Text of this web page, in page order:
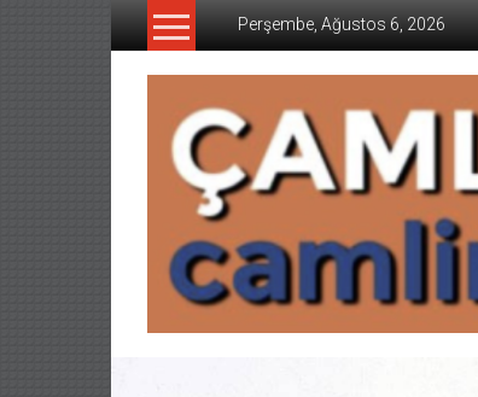
İçeriğe
Perşembe, Ağustos 6, 2026
CAMLIMANI
AKADEMI